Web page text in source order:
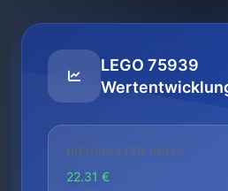
LEGO 75939
NIEDRIGSTER PREIS
22.31 €